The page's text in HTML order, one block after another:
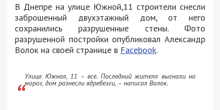
В Днепре на улице Южной,11 строители снесли
заброшенный двухэтажный дом, от него
сохранились разрушенные стены. Фото
разрушенной постройки опубликовал Александр
Волок на своей странице в Facebook.
Улица Южная, 11 – все. Последний жителя выгнали на
мороз, дом разнесли вдребезги, – написал Волок.